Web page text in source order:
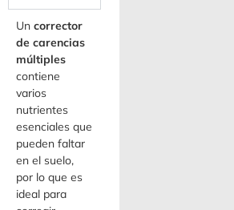
Un corrector
de carencias
múltiples
contiene
varios
nutrientes
esenciales que
pueden faltar
en el suelo,
por lo que es
ideal para